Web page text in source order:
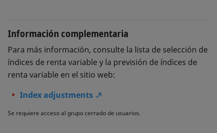
Información complementaria
Para más información, consulte la lista de selección de
índices de renta variable y la previsión de índices de
renta variable en el sitio web:
Index adjustments
Se requiere acceso al grupo cerrado de usuarios.